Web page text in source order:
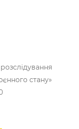
стану»